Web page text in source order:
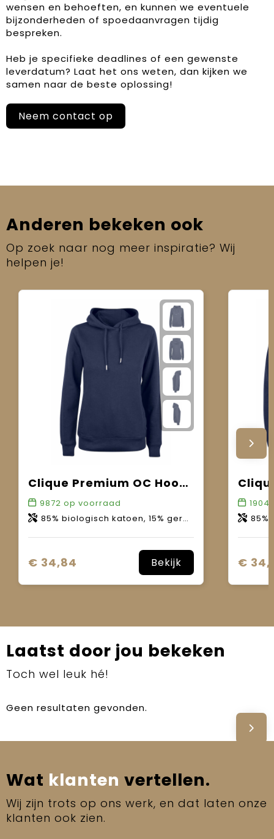
wensen en behoeften, en kunnen we eventuele
bijzonderheden of spoedaanvragen tijdig
bespreken.
Heb je specifieke deadlines of een gewenste
leverdatum? Laat het ons weten, dan kijken we
samen naar de beste oplossing!
Neem contact op
Anderen bekeken ook
Op zoek naar nog meer inspiratie? Wij
helpen je!
Clique Premium OC Hoody Women
9872 op voorraad
85% biologisch katoen, 15% gerecycled polyester.
€ 34,84 Bekijk
85%
€
Laatst door jou bekeken
Toch wel leuk hé!
Geen resultaten gevonden.
Wat klanten vertellen.
Wij zijn trots op ons werk, en dat laten onze
klanten ook zien.